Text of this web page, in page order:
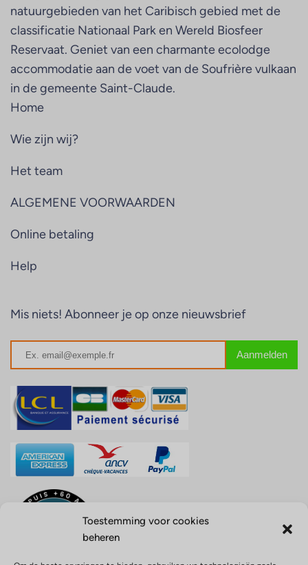
Toestemming voor cookies
beheren
natuurgebieden van het Caribisch gebied met de
classificatie Nationaal Park en Wereld Biosfeer
Reservaat. Geniet van een charmante ecolodge
accommodatie aan de voet van de Soufrière vulkaan
in de gemeente Saint-Claude.
Home
Wie zijn wij?
Het team
ALGEMENE VOORWAARDEN
Online betaling
Help
Mis niets! Abonneer je op onze nieuwsbrief